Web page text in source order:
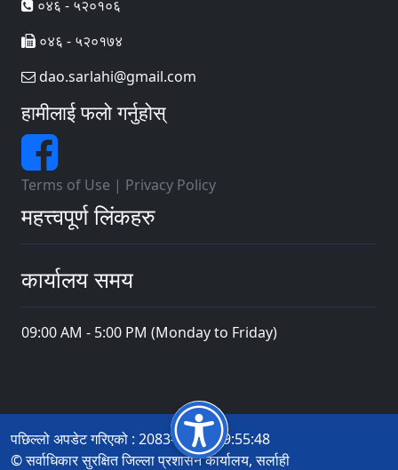
०४६ - ५२०१०६
०४६ - ५२०१७४
dao.sarlahi@gmail.com
हामीलाई फलो गर्नुहोस्
Terms of Use | Privacy Policy
महत्त्वपूर्ण लिंकहरु
कार्यालय समय
09:00 AM - 5:00 PM (Monday to Friday)
पछिल्लो अपडेट गरिएको : 2083-04-19 19:55:48
© सर्वाधिकार सुरक्षित जिल्ला प्रशासन कार्यालय, सर्लाही